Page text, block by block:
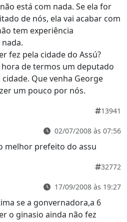
está com nada. Se ela for
de nós, ela vai acabar com
tem experiência
fez pela cidade do Assú?
hora de termos um deputado
Que venha George
um pouco por nós.
13941
02/07/2008 às 07:56
melhor prefeito do assu
32772
17/09/2008 às 19:27
se a gonvernadora,a 6
o ginasio ainda não fez